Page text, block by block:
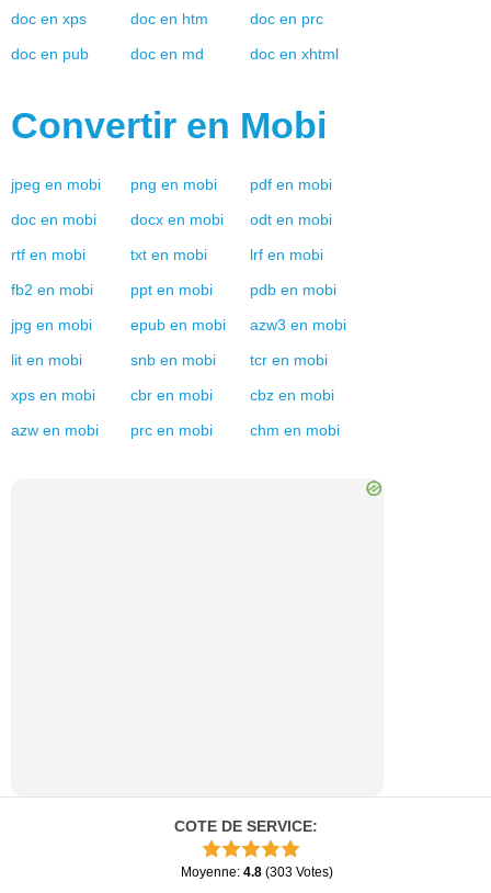
doc en xps doc en htm doc en prc
doc en pub doc en md doc en xhtml
Convertir en Mobi
jpeg en mobi png en mobi pdf en mobi
doc en mobi docx en mobi odt en mobi
rtf en mobi txt en mobi lrf en mobi
fb2 en mobi ppt en mobi pdb en mobi
jpg en mobi epub en mobi azw3 en mobi
lit en mobi snb en mobi tcr en mobi
xps en mobi cbr en mobi cbz en mobi
azw en mobi prc en mobi chm en mobi
COTE DE SERVICE:
Moyenne: 4.8 (303 Votes)